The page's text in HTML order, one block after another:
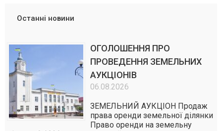
Останні новини
ОГОЛОШЕННЯ ПРО
ПРОВЕДЕННЯ ЗЕМЕЛЬНИХ
АУКЦІОНІВ
06.08.2026
ЗЕМЕЛЬНИЙ АУКЦІОН Продаж
права оренди земельної ділянки
Право оренди на земельну